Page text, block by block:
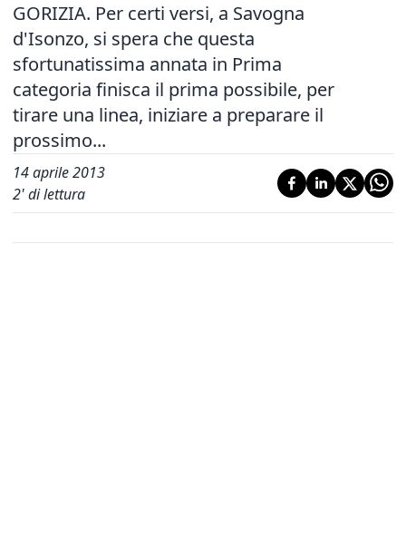
GORIZIA. Per certi versi, a Savogna
d'Isonzo, si spera che questa
sfortunatissima annata in Prima
categoria finisca il prima possibile, per
tirare una linea, iniziare a preparare il
prossimo...
14 aprile 2013
2' di lettura